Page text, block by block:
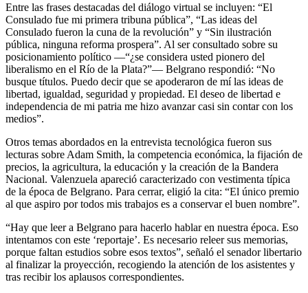
Entre las frases destacadas del diálogo virtual se incluyen: “El
Consulado fue mi primera tribuna pública”, “Las ideas del
Consulado fueron la cuna de la revolución” y “Sin ilustración
pública, ninguna reforma prospera”. Al ser consultado sobre su
posicionamiento político —“¿se considera usted pionero del
liberalismo en el Río de la Plata?”— Belgrano respondió: “No
busque títulos. Puedo decir que se apoderaron de mí las ideas de
libertad, igualdad, seguridad y propiedad. El deseo de libertad e
independencia de mi patria me hizo avanzar casi sin contar con los
medios”.
Otros temas abordados en la entrevista tecnológica fueron sus
lecturas sobre Adam Smith, la competencia económica, la fijación de
precios, la agricultura, la educación y la creación de la Bandera
Nacional. Valenzuela apareció caracterizado con vestimenta típica
de la época de Belgrano. Para cerrar, eligió la cita: “El único premio
al que aspiro por todos mis trabajos es a conservar el buen nombre”.
“Hay que leer a Belgrano para hacerlo hablar en nuestra época. Eso
intentamos con este ‘reportaje’. Es necesario releer sus memorias,
porque faltan estudios sobre esos textos”, señaló el senador libertario
al finalizar la proyección, recogiendo la atención de los asistentes y
tras recibir los aplausos correspondientes.